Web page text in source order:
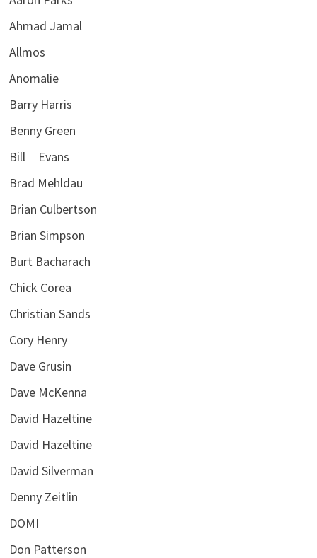
Ahmad Jamal
Allmos
Anomalie
Barry Harris
Benny Green
Bill Evans
Brad Mehldau
Brian Culbertson
Brian Simpson
Burt Bacharach
Chick Corea
Christian Sands
Cory Henry
Dave Grusin
Dave McKenna
David Hazeltine
David Hazeltine
David Silverman
Denny Zeitlin
DOMI
Don Patterson